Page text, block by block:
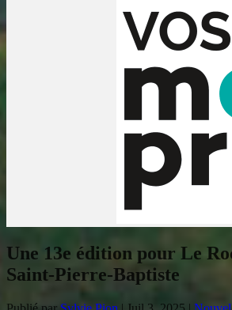
Une 13e édition pour Le
Saint-Pierre-Baptiste